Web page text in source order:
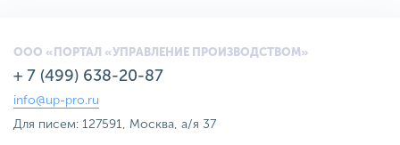
ООО «ПОРТАЛ «УПРАВЛЕНИЕ ПРОИЗВОДСТВОМ»
+ 7 (499) 638-20-87
info@up-pro.ru
Для писем: 127591, Москва, а/я 37